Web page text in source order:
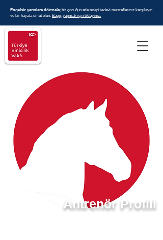
Engelsiz yarınlara dörtnala; bir çocuğun atla terapi tedavi masraflarınız karşılayın
ve bir hayata umut olun. Bağış yapmak için tıklayınız.
Antrenör Profili